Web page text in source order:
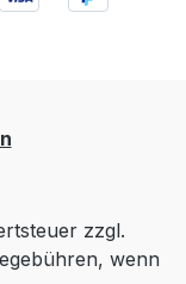
zzgl.
wenn